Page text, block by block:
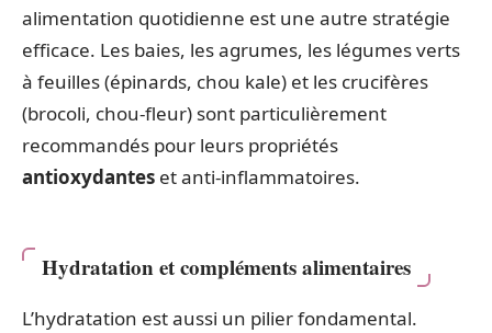
alimentation quotidienne est une autre stratégie
efficace. Les baies, les agrumes, les légumes verts
à feuilles (épinards, chou kale) et les crucifères
(brocoli, chou-fleur) sont particulièrement
recommandés pour leurs propriétés
antioxydantes et anti-inflammatoires.
Hydratation et compléments alimentaires
L’hydratation est aussi un pilier fondamental.